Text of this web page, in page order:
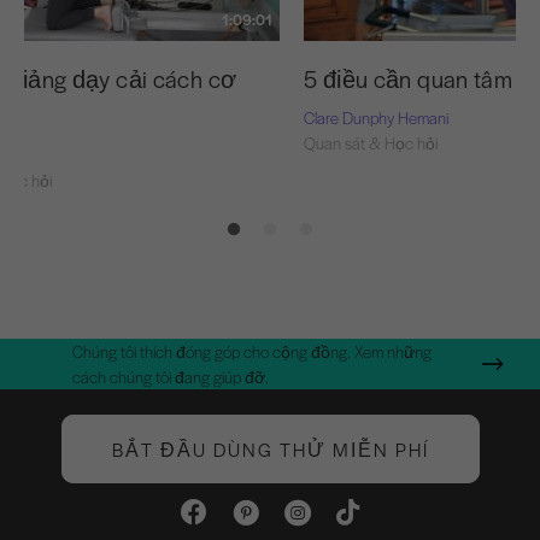
1:09:01
giảng dạy cải cách cơ
hỏi
5 điều cần quan tâm
Clare Dunphy Hemani
Quan sát & Học hỏi
Chúng tôi thích đóng góp cho cộng đồng. Xem những
cách chúng tôi đang giúp đỡ.
BẮT ĐẦU DÙNG THỬ MIỄN PHÍ